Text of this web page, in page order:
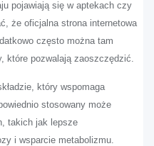
pojawiają się w aptekach czy
że oficjalna strona internetowa
często można tam
które pozwalają zaoszczędzić.
który wspomaga
stosowany może
takich jak lepsze
i wsparcie metabolizmu.